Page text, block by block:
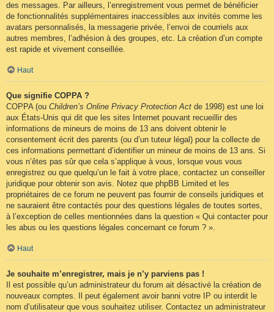
des messages. Par ailleurs, l’enregistrement vous permet de bénéficier
de fonctionnalités supplémentaires inaccessibles aux invités comme les
avatars personnalisés, la messagerie privée, l’envoi de courriels aux
autres membres, l’adhésion à des groupes, etc. La création d’un compte
est rapide et vivement conseillée.
Haut
Que signifie COPPA ?
COPPA (ou Children’s Online Privacy Protection Act de 1998) est une loi
aux États-Unis qui dit que les sites Internet pouvant recueillir des
informations de mineurs de moins de 13 ans doivent obtenir le
consentement écrit des parents (ou d’un tuteur légal) pour la collecte de
ces informations permettant d’identifier un mineur de moins de 13 ans. Si
vous n’êtes pas sûr que cela s’applique à vous, lorsque vous vous
enregistrez ou que quelqu’un le fait à votre place, contactez un conseiller
juridique pour obtenir son avis. Notez que phpBB Limited et les
propriétaires de ce forum ne peuvent pas fournir de conseils juridiques et
ne sauraient être contactés pour des questions légales de toutes sortes,
à l’exception de celles mentionnées dans la question « Qui contacter pour
les abus ou les questions légales concernant ce forum ? ».
Haut
Je souhaite m’enregistrer, mais je n’y parviens pas !
Il est possible qu’un administrateur du forum ait désactivé la création de
nouveaux comptes. Il peut également avoir banni votre IP ou interdit le
nom d’utilisateur que vous souhaitez utiliser. Contactez un administrateur